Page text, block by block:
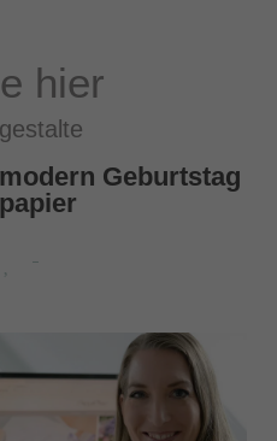
hier
Geburtstag